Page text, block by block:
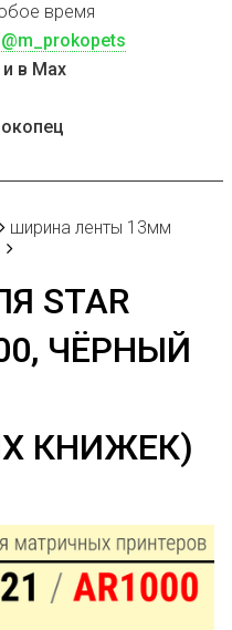
время
в Max
ширина ленты 13мм
STAR
ЧЁРНЫЙ
КНИЖЕК)